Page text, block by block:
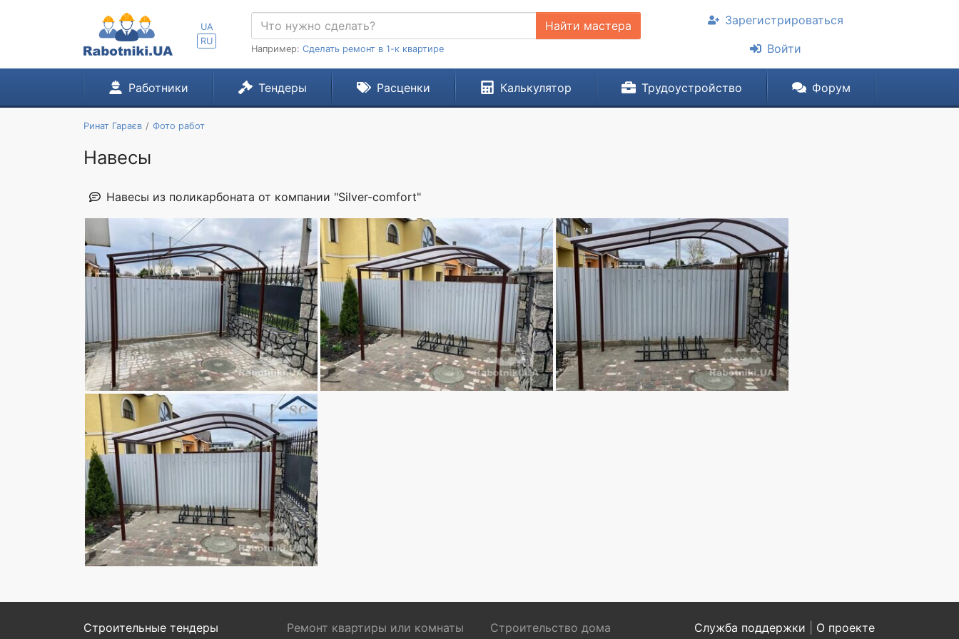
UA
RU
Найти мастера
Например: Сделать ремонт в 1-к квартире
Зарегистрироваться
Войти
Работники Тендеры Расценки Калькулятор Трудоустройство Форум
Ринат Гараєв Фото работ
Навесы
Навесы из поликарбоната от компании "Silver-comfort"
Строительные тендеры
Ремонт квартиры или комнаты
Строительство дома
Служба поддержки О проекте